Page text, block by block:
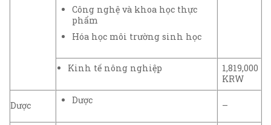
Công nghệ và khoa học thực
phẩm
Hóa học môi trường sinh học
Kinh tế nông nghiệp
1,819,000
KRW
Dược Dược –